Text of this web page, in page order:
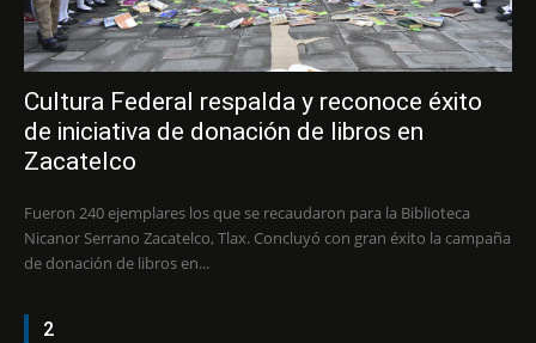
Cultura Federal respalda y reconoce éxito
de iniciativa de donación de libros en
Zacatelco
Fueron 240 ejemplares los que se recaudaron para la Biblioteca
Nicanor Serrano Zacatelco, Tlax. Concluyó con gran éxito la campaña
de donación de libros en...
2